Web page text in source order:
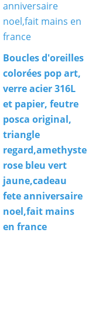
Boucles d'oreilles
colorées pop art,
verre acier 316L
et papier, feutre
posca original,
triangle
regard,amethyste
rose bleu vert
jaune,cadeau
fete anniversaire
noel,fait mains
en france